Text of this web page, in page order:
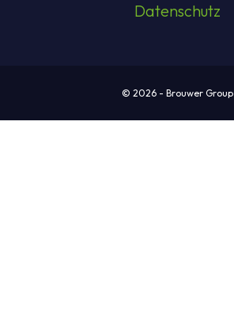
Datenschutz
© 2026 - Brouwer Group